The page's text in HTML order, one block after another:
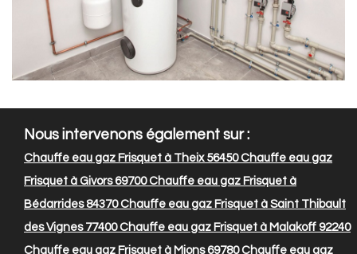
Nous intervenons également sur :
Chauffe eau gaz Frisquet à Theix 56450Chauffe eau gaz
Frisquet à Givors 69700Chauffe eau gaz Frisquet à
Bédarrides 84370Chauffe eau gaz Frisquet à Saint Thibault
des Vignes 77400Chauffe eau gaz Frisquet à Malakoff 92240
Chauffe eau gaz Frisquet à Mions 69780Chauffe eau gaz